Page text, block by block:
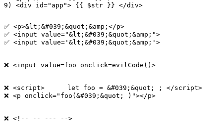
✅ <p>&lt;&#039;&quot;&amp;</p>
✅ <input value="&lt;&#039;&quot;&amp;">
✅ <input value='&lt;&#039;&quot;&amp;'>
❌ <input value=foo onclick=evilCode()>
❌ <script>	let foo = &#039;&quot; ; </script>
❌ <p onclick="foo(&#039;&quot; )"></p>
❌ <!-- -- --- -->